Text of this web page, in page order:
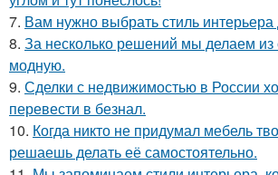
7. Вам нужно выбрать стиль интерьера
8. За несколько решений мы делаем из
модную.
9. Сделки с недвижимостью в России
перевести в безнал.
10. Когда никто не придумал мебель
решаешь делать её самостоятельно.